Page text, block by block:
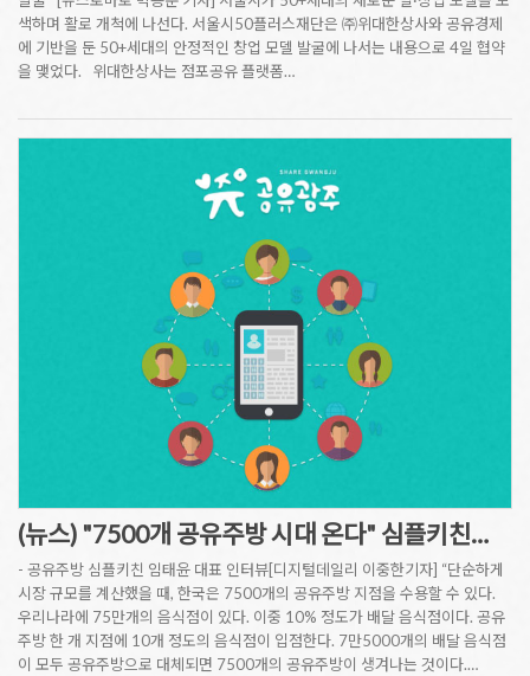
색하며 활로 개척에 나선다. 서울시50플러스재단은 ㈜위대한상사와 공유경제
에 기반을 둔 50+세대의 안정적인 창업 모델 발굴에 나서는 내용으로 4일 협약
을 맺었다. 위대한상사는 점포공유 플랫폼…
(뉴스) "7500개 공유주방 시대 온다" 심플키친…
- 공유주방 심플키친 임태윤 대표 인터뷰[디지털데일리 이중한기자] “단순하게
시장 규모를 계산했을 때, 한국은 7500개의 공유주방 지점을 수용할 수 있다.
우리나라에 75만개의 음식점이 있다. 이중 10% 정도가 배달 음식점이다. 공유
주방 한 개 지점에 10개 정도의 음식점이 입점한다. 7만5000개의 배달 음식점
이 모두 공유주방으로 대체되면 7500개의 공유주방이 생겨나는 것이다.…